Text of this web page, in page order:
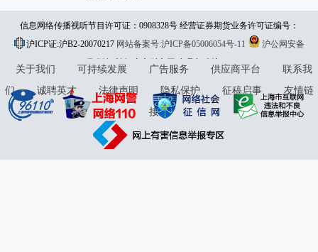
信息网络传播视听节目许可证：0908328号 经营证券期货业务许可证编号：
913101046312860336 违法和不良信息举报:021-61278686 举报邮箱：
jubao@eastmoney.com
沪ICP证:沪B2-20070217 网站备案号:沪ICP备05006054号-11
沪公网安备
31010402000120号版权所有:东方财富网意见与建议:4000300059/952500
关于我们 可持续发展 广告服务 供应商平台
联系我
们
诚聘英才 法律声明 隐私保护 征稿启事
友情链
接